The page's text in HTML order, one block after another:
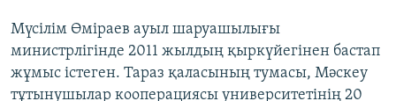
Мүсілім Өміраев ауыл шаруашылығы
министрлігінде 2011 жылдың қыркүйегінен бастап
жұмыс істеген. Тараз қаласының тумасы, Мәскеу
тұтынушылар кооперациясы университетінің 20